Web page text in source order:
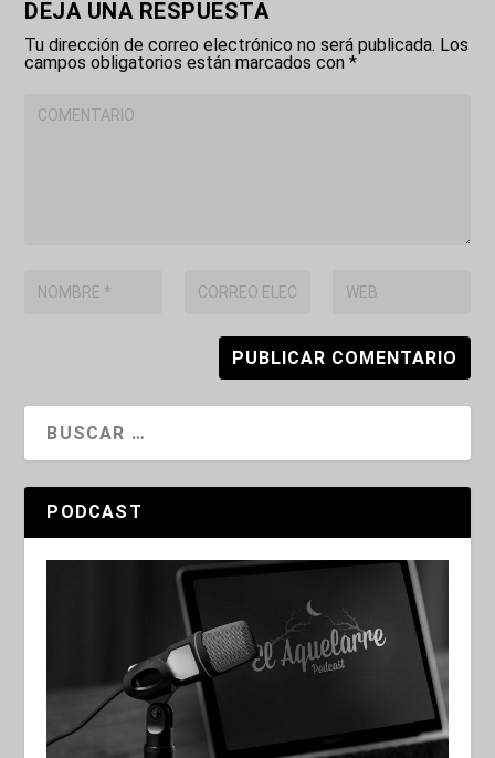
DEJA UNA RESPUESTA
Tu dirección de correo electrónico no será publicada. Los
campos obligatorios están marcados con*
PODCAST